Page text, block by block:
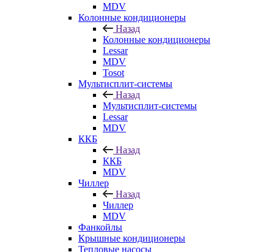
MDV
Колонные кондиционеры
Назад
Колонные кондиционеры
Lessar
MDV
Tosot
Мультисплит-системы
Назад
Мультисплит-системы
Lessar
MDV
ККБ
Назад
ККБ
MDV
Чиллер
Назад
Чиллер
MDV
Фанкойлы
Крышные кондиционеры
Тепловые насосы